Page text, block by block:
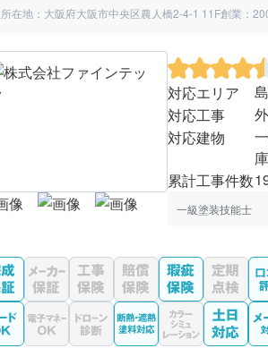
在地：大阪府大阪市中央区農人橋2-4-1 11F創業：
対応エリア
対応工事
対応建物
累計工事件数
一級塗装技能士